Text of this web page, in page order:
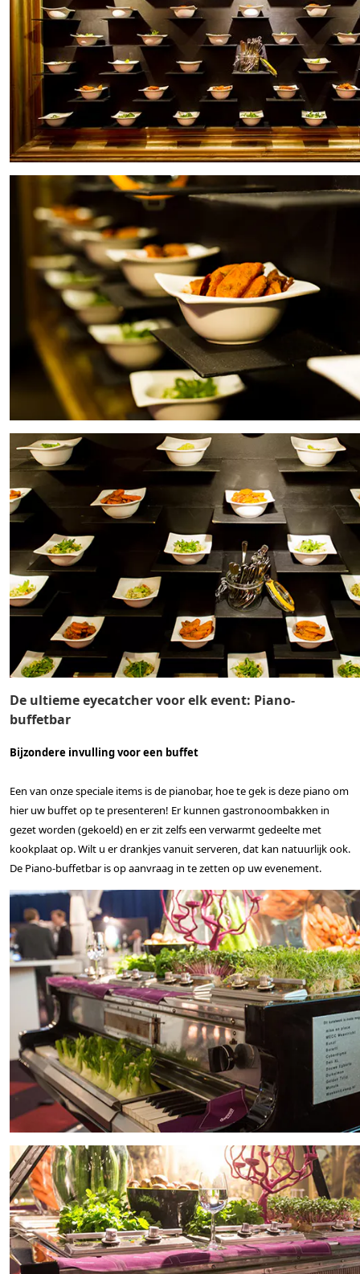
De ultieme eyecatcher voor elk event: Piano-
buffetbar
Bijzondere invulling voor een buffet
Een van onze speciale items is de pianobar, hoe te gek is deze piano om
hier uw buffet op te presenteren! Er kunnen gastronoombakken in
gezet worden (gekoeld) en er zit zelfs een verwarmt gedeelte met
kookplaat op. Wilt u er drankjes vanuit serveren, dat kan natuurlijk ook.
De Piano-buffetbar is op aanvraag in te zetten op uw evenement.